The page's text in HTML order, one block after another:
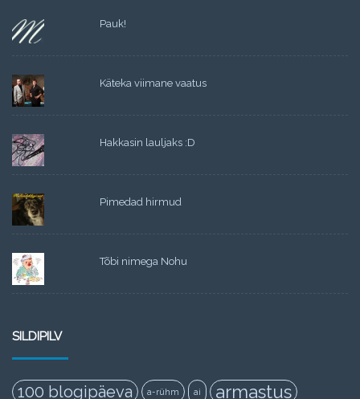
Pauk!
Käteka viimane vaatus
Hakkasin lauljaks :D
Pimedad hirmud
Tõbi nimega Nohu
SILDIPILV
100 blogipäeva a-rühm ai armastus